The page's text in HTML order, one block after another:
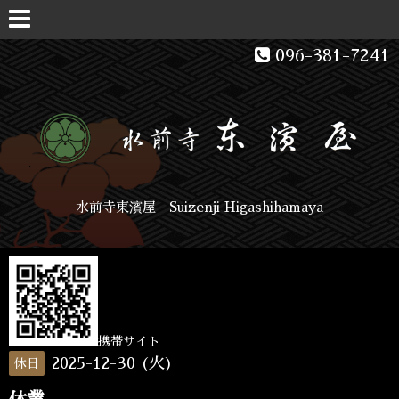
096-381-7241
水前寺東濱屋 Suizenji Higashihamaya
携帯サイト
休日
2025-12-30 (火)